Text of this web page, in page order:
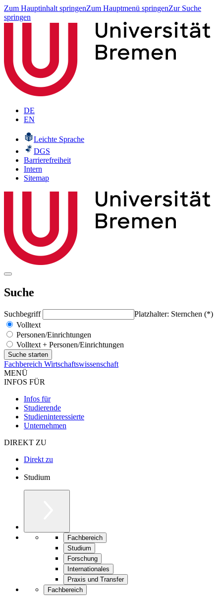
Zum Hauptinhalt springenZum Hauptmenü springenZur Suche
springen
DE
EN
Leichte Sprache
DGS
Barrierefreiheit
Intern
Sitemap
Suche
Suchbegriff
Platzhalter: Sternchen (*)
Volltext
Personen/Einrichtungen
Volltext + Personen/Einrichtungen
Fachbereich Wirtschaftswissenschaft
MENÜ
INFOS FÜR
Infos für
Studierende
Studieninteressierte
Unternehmen
DIREKT ZU
Direkt zu
Studium
Fachbereich
Studium
Forschung
Internationales
Praxis und Transfer
Fachbereich